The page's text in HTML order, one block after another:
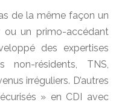
de la même façon un
ou un primo-accédant
des expertises
non-résidents, TNS,
irréguliers. D’autres
» en CDI avec